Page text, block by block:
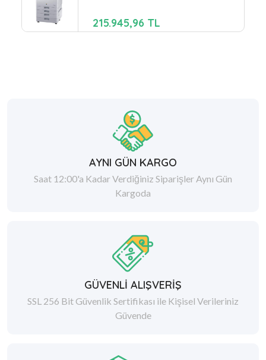
215.945,96 TL
AYNI GÜN KARGO
Saat 12:00'a Kadar Verdiğiniz Siparişler Aynı Gün
Kargoda
GÜVENLİ ALIŞVERİŞ
SSL 256 Bit Güvenlik Sertifikası ile Kişisel Verileriniz
Güvende